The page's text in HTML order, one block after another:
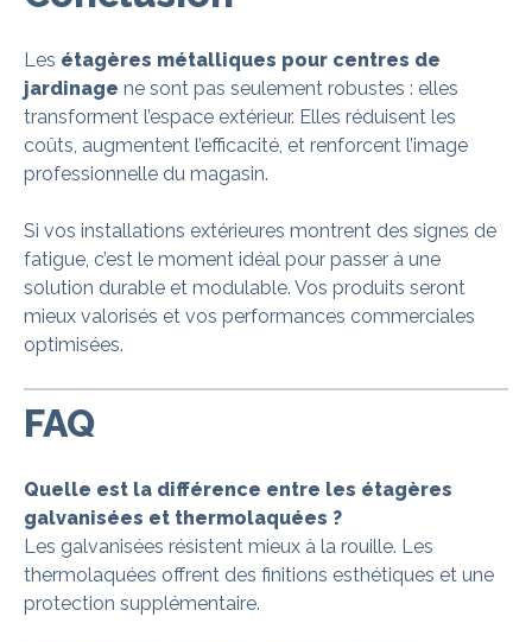
Les étagères métalliques pour centres de
jardinage ne sont pas seulement robustes : elles
transforment l’espace extérieur. Elles réduisent les
coûts, augmentent l’efficacité, et renforcent l’image
professionnelle du magasin.
Si vos installations extérieures montrent des signes de
fatigue, c’est le moment idéal pour passer à une
solution durable et modulable. Vos produits seront
mieux valorisés et vos performances commerciales
optimisées.
FAQ
Quelle est la différence entre les étagères
galvanisées et thermolaquées ?
Les galvanisées résistent mieux à la rouille. Les
thermolaquées offrent des finitions esthétiques et une
protection supplémentaire.